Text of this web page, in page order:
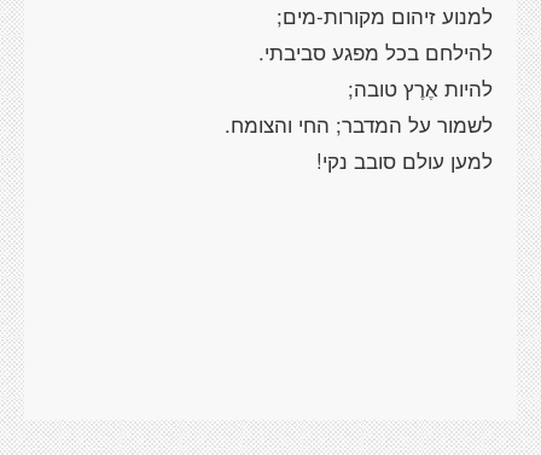
למנוע זיהום מקורות-מים;
להילחם בכל מפגע סביבתי.
להיות אֶרֶץ טובה;
לשמור על המדבר; החי והצומח.
למען עולם סובב נקי!